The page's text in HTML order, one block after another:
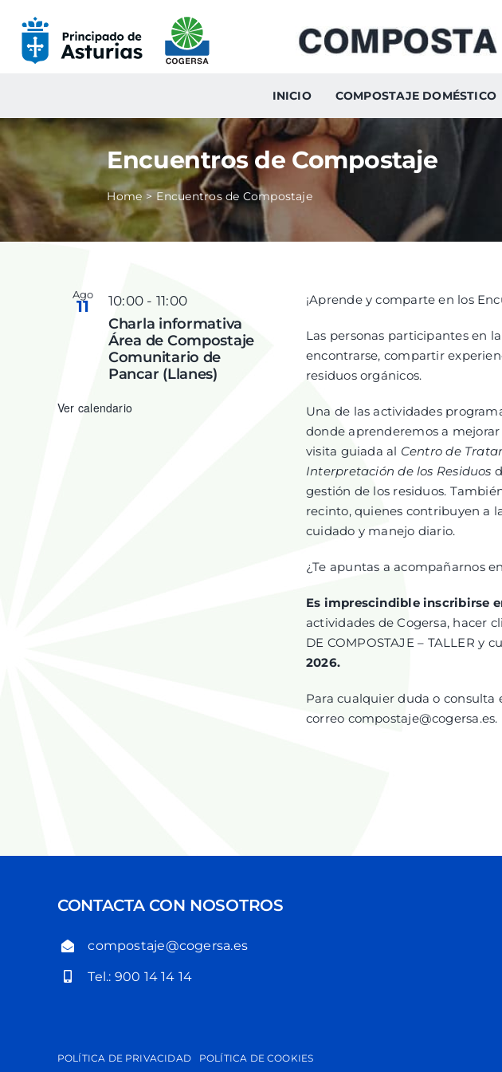
content
INICIO COMPOSTAJE DOMÉSTICO
Encuentros de Compostaje
Home Encuentros de Compostaje
Ago
11 10:00 - 11:00
Charla informativa
Área de Compostaje
Comunitario de
Pancar (Llanes)
Ver calendario
¡Aprende y comparte en los
Las personas participantes en
encontrarse, compartir
residuos orgánicos.
Una de las actividades
donde aprenderemos a
visita guiada al Centro de
Interpretación de los Residuos
gestión de los residuos.
recinto, quienes contribuyen a
cuidado y manejo diario.
¿Te apuntas a acompañarnos
Es imprescindible inscribirse
actividades de Cogersa, hacer
DE COMPOSTAJE – TALLER
2026.
Para cualquier duda o consulta
correo compostaje@cogersa.es.
CONTACTA CON NOSOTROS
compostaje@cogersa.es
Tel.: 900 14 14 14
POLÍTICA DE PRIVACIDAD POLÍTICA DE COOKIES